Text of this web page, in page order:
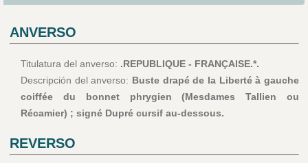
ANVERSO
Titulatura del anverso: .REPUBLIQUE - FRANÇAISE.*.
Descripción del anverso: Buste drapé de la Liberté à gauche
coiffée du bonnet phrygien (Mesdames Tallien ou
Récamier) ; signé Dupré cursif au-dessous.
REVERSO